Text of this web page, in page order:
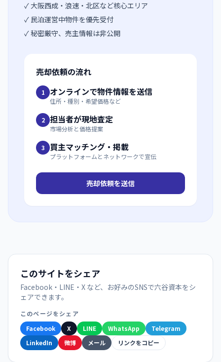
✓ 大阪西成・浪速・北区など核心エリア
✓ 民泊運営中物件を優先受付
✓ 秘密厳守、売主情報は非公開
売却依頼の流れ
1 オンラインで物件情報を送信
住所・種別・希望価格など
2 担当者が現地査定
市場分析と価格提案
3 買主マッチング・掲載
プラットフォームとネットワークで宣伝
売却依頼を送信
このサイトをシェア
Facebook・LINE・X など、お好みのSNSで六谷資本をシ
ェアできます。
このページをシェア
Facebook
X LINE WhatsApp
Telegram
LinkedIn
微博 メール リンクをコピー